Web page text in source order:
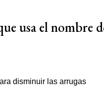
usa el nombre